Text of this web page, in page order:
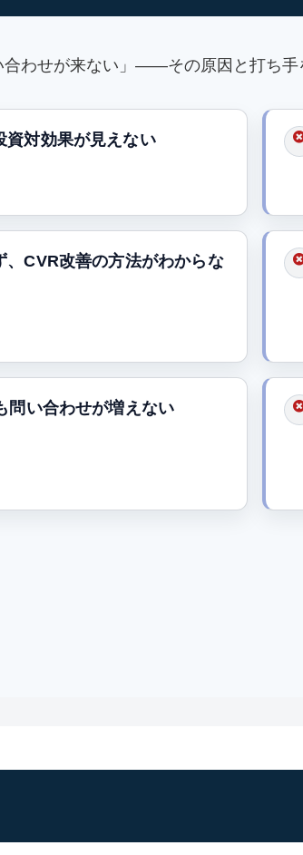
合わせが来ない」——その原因と打ち手
資対効果が見えない
CVR改善の方法がわからな
問い合わせが増えない